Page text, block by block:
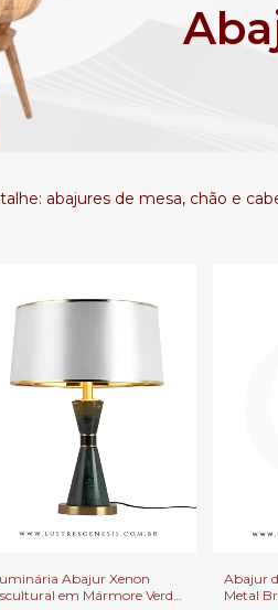
abajures de mesa, chão e
Abajur Xenon
em Mármore Verde
Abajur
Metal